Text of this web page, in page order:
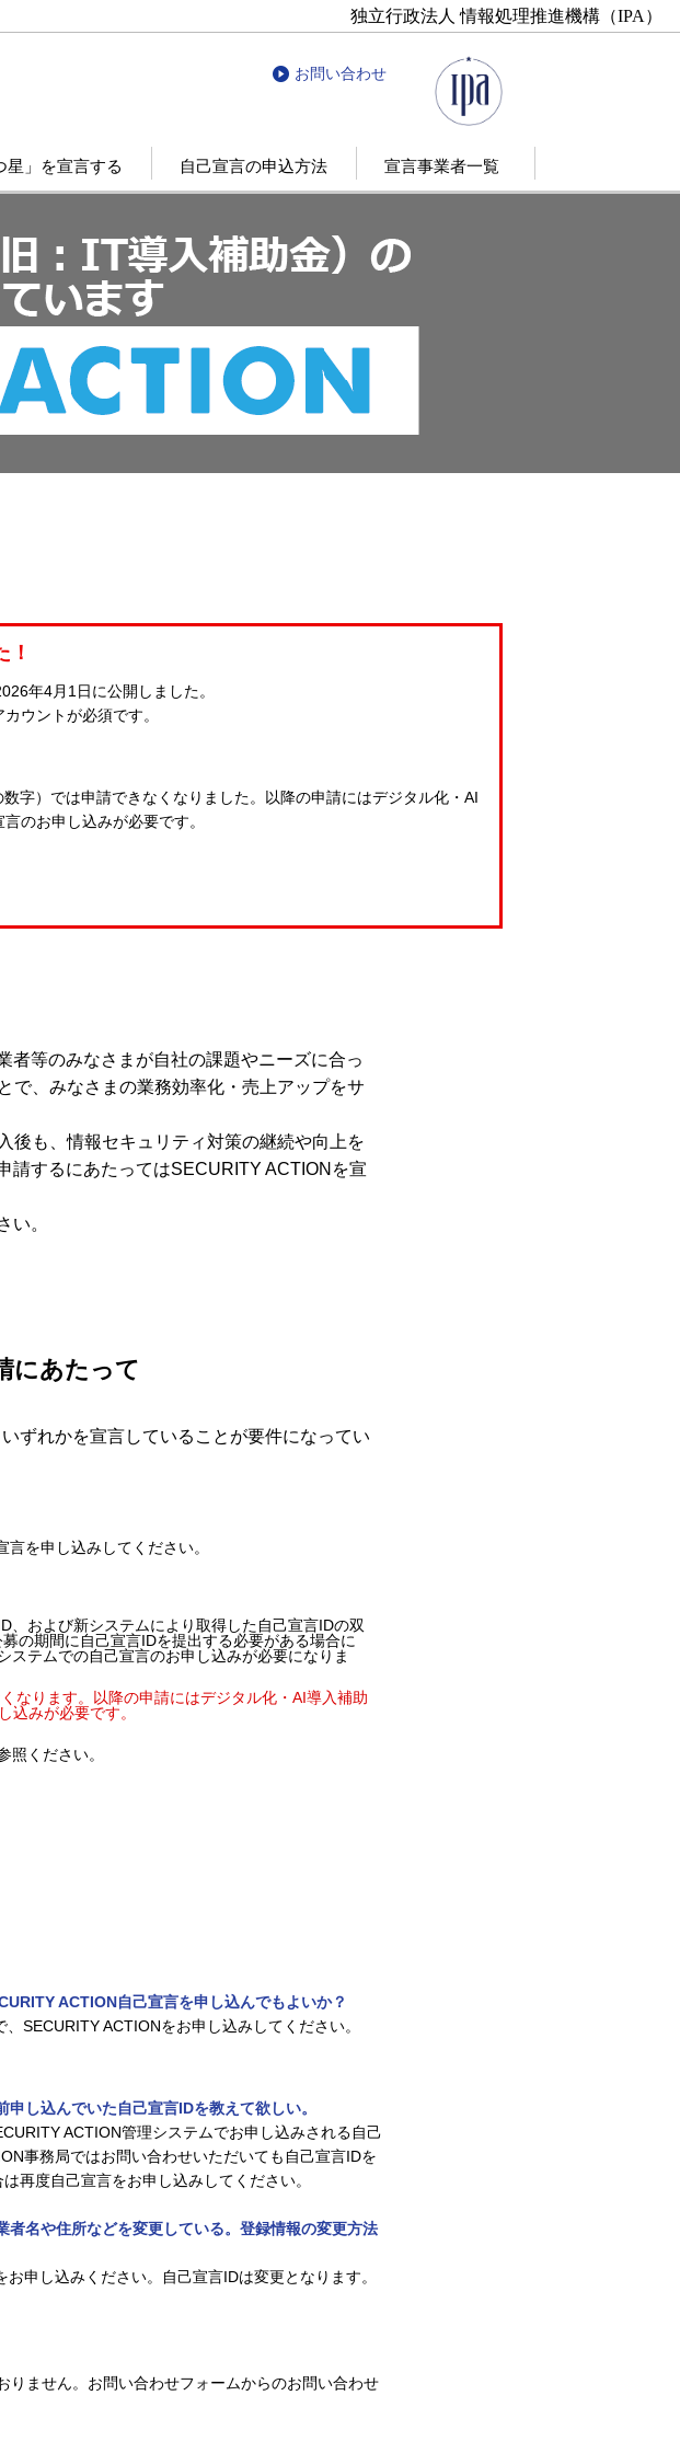
独立行政法人 情報処理推進機構（IPA）
お問い合わせ
星」を宣言する 自己宣言の申込方法 宣言事業者一覧
年4月1日に公開しました。
ウントが必須です。
字）では申請できなくなりました。以降の申請にはデジタル化・AI
のお申し込みが必要です。
等のみなさまが自社の課題やニーズに合っ
で、みなさまの業務効率化・売上アップをサ
も、情報セキュリティ対策の継続や向上を
請するにあたってはSECURITY ACTIONを宣
い。
にあたって
れかを宣言していることが要件になってい
を申し込みしてください。
および新システムにより取得した自己宣言IDの双
の期間に自己宣言IDを提出する必要がある場合に
ステムでの自己宣言のお申し込みが必要になりま
なります。以降の申請にはデジタル化・AI導入補助
込みが必要です。
ください。
ACTION自己宣言を申し込んでもよいか？
SECURITY ACTIONをお申し込みしてください。
し込んでいた自己宣言IDを教えて欲しい。
ACTION管理システムでお申し込みされる自己
事務局ではお問い合わせいただいても自己宣言IDを
再度自己宣言をお申し込みしてください。
名や住所などを変更している。登録情報の変更方法
申し込みください。自己宣言IDは変更となります。
りません。お問い合わせフォームからのお問い合わせ